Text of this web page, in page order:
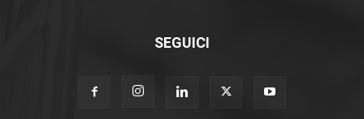
SEGUICI